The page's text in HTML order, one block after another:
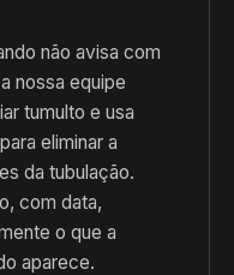
não avisa com
nossa equipe
tumulto e usa
eliminar a
da tubulação.
com data,
o que a
aparece.